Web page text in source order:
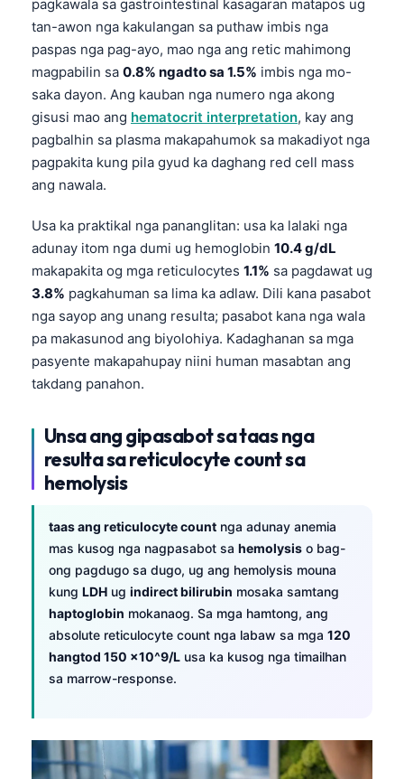
pagkawala sa gastrointestinal kasagaran matapos ug
tan-awon nga kakulangan sa puthaw imbis nga
paspas nga pag-ayo, mao nga ang retic mahimong
magpabilin sa 0.8% ngadto sa 1.5% imbis nga mo-
saka dayon. Ang kauban nga numero nga akong
gisusi mao ang hematocrit interpretation, kay ang
pagbalhin sa plasma makapahumok sa makadiyot nga
pagpakita kung pila gyud ka daghang red cell mass
ang nawala.
Usa ka praktikal nga pananglitan: usa ka lalaki nga
adunay itom nga dumi ug hemoglobin 10.4 g/dL
makapakita og mga reticulocytes 1.1% sa pagdawat ug
3.8% pagkahuman sa lima ka adlaw. Dili kana pasabot
nga sayop ang unang resulta; pasabot kana nga wala
pa makasunod ang biyolohiya. Kadaghanan sa mga
pasyente makapahupay niini human masabtan ang
takdang panahon.
Unsa ang gipasabot sa taas nga
resulta sa reticulocyte count sa
hemolysis
taas ang reticulocyte count nga adunay anemia
mas kusog nga nagpasabot sa hemolysis o bag-
ong pagdugo sa dugo, ug ang hemolysis mouna
kung LDH ug indirect bilirubin mosaka samtang
haptoglobin mokanaog. Sa mga hamtong, ang
absolute reticulocyte count nga labaw sa mga 120
hangtod 150 ×10^9/L usa ka kusog nga timailhan
sa marrow-response.
Norsk bokmål